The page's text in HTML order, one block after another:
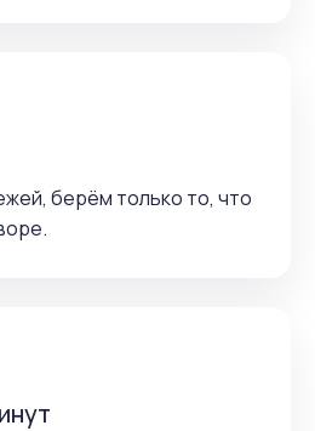
берём только то, что